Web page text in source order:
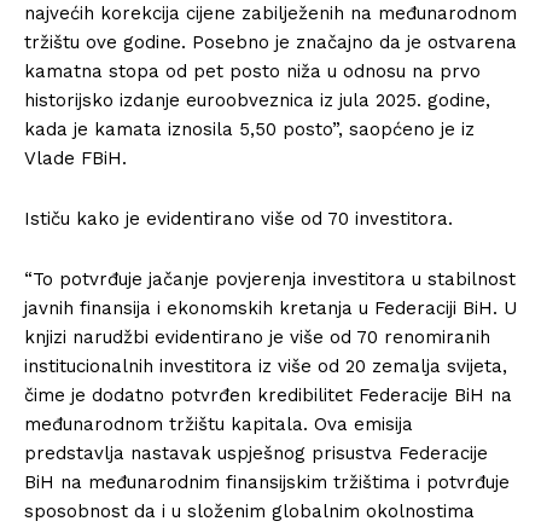
najvećih korekcija cijene zabilježenih na međunarodnom
tržištu ove godine. Posebno je značajno da je ostvarena
kamatna stopa od pet posto niža u odnosu na prvo
historijsko izdanje euroobveznica iz jula 2025. godine,
kada je kamata iznosila 5,50 posto”, saopćeno je iz
Vlade FBiH.
Ističu kako je evidentirano više od 70 investitora.
“To potvrđuje jačanje povjerenja investitora u stabilnost
javnih finansija i ekonomskih kretanja u Federaciji BiH. U
knjizi narudžbi evidentirano je više od 70 renomiranih
institucionalnih investitora iz više od 20 zemalja svijeta,
čime je dodatno potvrđen kredibilitet Federacije BiH na
međunarodnom tržištu kapitala. Ova emisija
predstavlja nastavak uspješnog prisustva Federacije
BiH na međunarodnim finansijskim tržištima i potvrđuje
sposobnost da i u složenim globalnim okolnostima